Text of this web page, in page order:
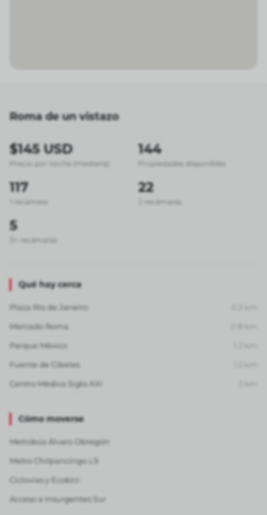
Roma de un vistazo
$145 USD
Precio por noche (mediana)
144
Propiedades disponibles
117
1 recámara
22
2 recámaras
5
3+ recámaras
Qué hay cerca
Plaza Río de Janeiro
Mercado Roma
Parque México
Fuente de Cibeles
Centro Médico Siglo XXI
Cómo moverse
Metrobús Álvaro Obregón
Metro Chilpancingo L9
Ciclovías y Ecobici
Acceso a Insurgentes Sur